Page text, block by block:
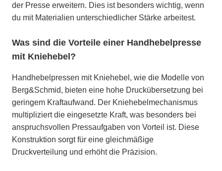
der Presse erweitern. Dies ist besonders wichtig, wenn
du mit Materialien unterschiedlicher Stärke arbeitest.
Was sind die Vorteile einer Handhebelpresse
mit Kniehebel?
Handhebelpressen mit Kniehebel, wie die Modelle von
Berg&Schmid, bieten eine hohe Druckübersetzung bei
geringem Kraftaufwand. Der Kniehebelmechanismus
multipliziert die eingesetzte Kraft, was besonders bei
anspruchsvollen Pressaufgaben von Vorteil ist. Diese
Konstruktion sorgt für eine gleichmäßige
Druckverteilung und erhöht die Präzision.